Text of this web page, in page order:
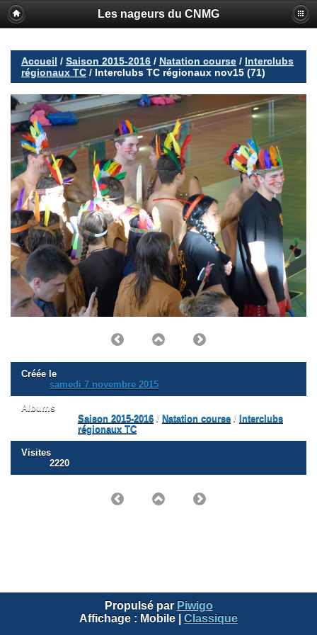
Les nageurs du CNMG
Accueil / Saison 2015-2016 / Natation course / Interclubs
régionaux TC / Interclubs TC régionaux nov15 (71)
Créée le
samedi 7 novembre 2015
Albums
Saison 2015-2016 / Natation course / Interclubs
régionaux TC
Visites
2220
Propulsé par Piwigo
Affichage : Mobile Classique